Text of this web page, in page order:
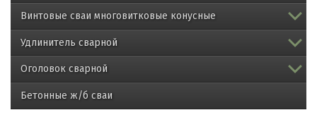
Винтовые сваи многовитковые конусные
Удлинитель сварной
Оголовок сварной
Бетонные ж/б сваи